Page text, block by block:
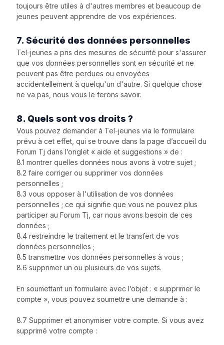
toujours être utiles à d'autres membres et beaucoup de
jeunes peuvent apprendre de vos expériences.
7. Sécurité des données personnelles
Tel-jeunes a pris des mesures de sécurité pour s'assurer
que vos données personnelles sont en sécurité et ne
peuvent pas être perdues ou envoyées
accidentellement à quelqu'un d'autre. Si quelque chose
ne va pas, nous vous le ferons savoir.
8. Quels sont vos droits ?
Vous pouvez demander à Tel-jeunes via le formulaire
prévu à cet effet, qui se trouve dans la page d’accueil du
Forum Tj dans l’onglet « aide et suggestions » de :
8.1 montrer quelles données nous avons à votre sujet ;
8.2 faire corriger ou supprimer vos données
personnelles ;
8.3 vous opposer à l'utilisation de vos données
personnelles ; ce qui signifie que vous ne pouvez plus
participer au Forum Tj, car nous avons besoin de ces
données ;
8.4 restreindre le traitement et le transfert de vos
données personnelles ;
8.5 transmettre vos données personnelles à vous ;
8.6 supprimer un ou plusieurs de vos sujets.
En soumettant un formulaire avec l’objet : « supprimer le
compte », vous pouvez soumettre une demande à :
8.7 Supprimer et anonymiser votre compte. Si vous avez
supprimé votre compte :